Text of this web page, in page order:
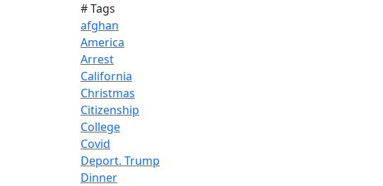
# Tags
afghan
America
Arrest
California
Christmas
Citizenship
College
Covid
Deport. Trump
Dinner